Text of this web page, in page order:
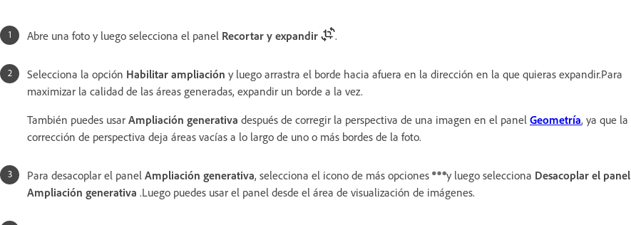
Abre una foto y luego selecciona el panel Recortar y expandir .
Selecciona la opción Habilitar ampliación y luego arrastra el borde hacia afuera en la dirección en la que quieras expandir.Para
maximizar la calidad de las áreas generadas, expandir un borde a la vez.
También puedes usar Ampliación generativa después de corregir la perspectiva de una imagen en el panel Geometría, ya que la
corrección de perspectiva deja áreas vacías a lo largo de uno o más bordes de la foto.
Para desacoplar el panel Ampliación generativa, selecciona el icono de más opciones y luego selecciona Desacoplar el panel
Ampliación generativa .Luego puedes usar el panel desde el área de visualización de imágenes.